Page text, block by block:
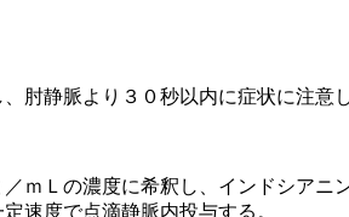
肘静脈より３０秒以内に症状に注意
ｍＬの濃度に希釈し、インドシアニ
速度で点滴静脈内投与する。